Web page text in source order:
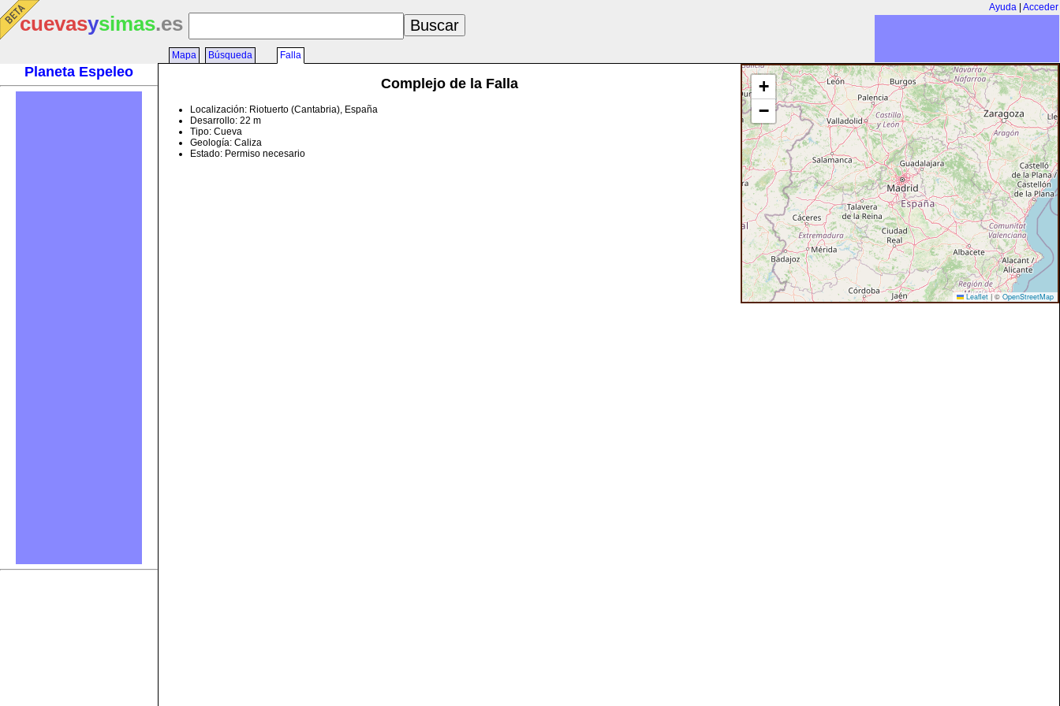
Ayuda Acceder
cuevasysimas.es
Planeta Espeleo
Mapa Búsqueda Falla
+
−
Leaflet | © OpenStreetMap
Complejo de la Falla
Localización: Riotuerto (Cantabria), España
Desarrollo: 22 m
Tipo: Cueva
Geología: Caliza
Estado: Permiso necesario